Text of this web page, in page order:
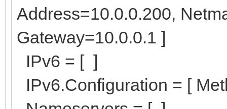
Address=10.0.0.200,
Gateway=10.0.0.1 ]
IPv6 = [ ]
IPv6.Configuration = [